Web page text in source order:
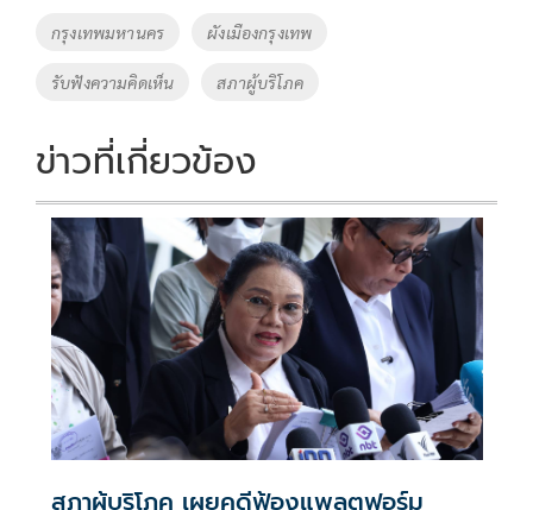
Tags
กรุงเทพมหานคร ผังเมืองกรุงเทพ
รับฟังความคิดเห็น สภาผู้บริโภค
ข่าวที่เกี่ยวข้อง
สภาผู้บริโภค เผยคดีฟ้องแพลตฟอร์ม